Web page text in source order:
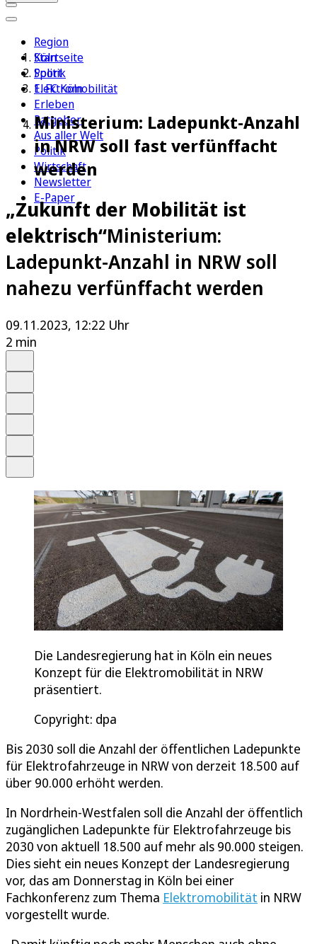
Region
Köln
Sport
1. FC Köln
Erleben
Ratgeber
Aus aller Welt
Politik
Wirtschaft
Newsletter
E-Paper
Startseite
Politik
Elektromobilität
Ministerium: Ladepunkt-Anzahl
in NRW soll fast verfünffacht
werden
„Zukunft der Mobilität ist
elektrisch“Ministerium:
Ladepunkt-Anzahl in NRW soll
nahezu verfünffacht werden
09.11.2023, 12:22 Uhr
2 min
Die Landesregierung hat in Köln ein neues
Konzept für die Elektromobilität in NRW
präsentiert.
Copyright: dpa
Bis 2030 soll die Anzahl der öffentlichen Ladepunkte
für Elektrofahrzeuge in NRW von derzeit 18.500 auf
über 90.000 erhöht werden.
In Nordrhein-Westfalen soll die Anzahl der öffentlich
zugänglichen Ladepunkte für Elektrofahrzeuge bis
2030 von aktuell 18.500 auf mehr als 90.000 steigen.
Dies sieht ein neues Konzept der Landesregierung
vor, das am Donnerstag in Köln bei einer
Fachkonferenz zum Thema Elektromobilität in NRW
vorgestellt wurde.